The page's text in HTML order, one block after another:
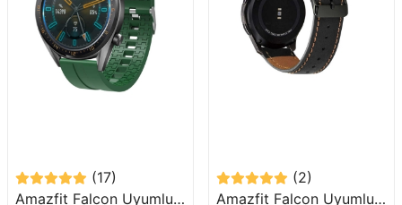
(17)
Amazfit Falcon Uyumlu (22mm) İçi Desenli Silikon Kordon-23
(2)
Amazfit Falcon Uyumlu (22mm) Suni Deri Kordon-29